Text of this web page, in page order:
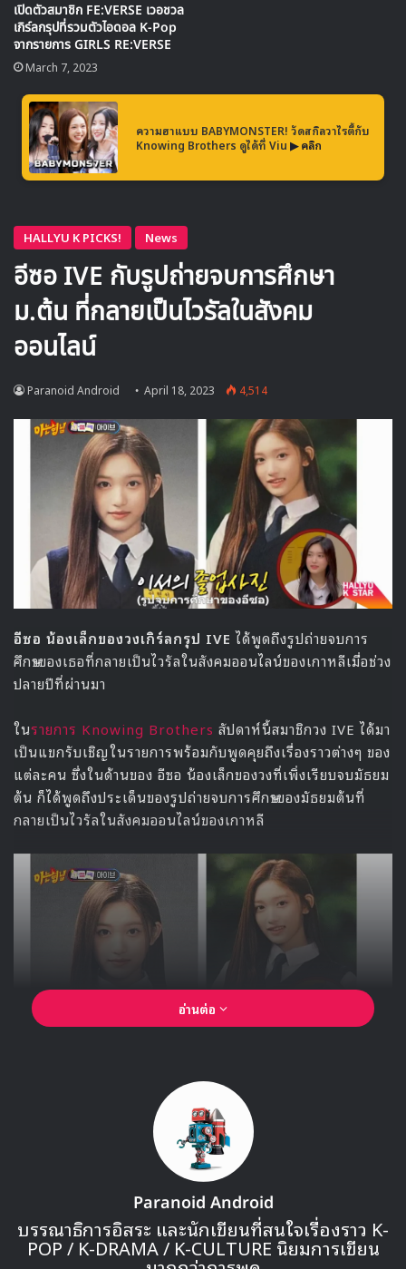
สำหรับรายการ ‘GIRLS RE:VERSE’ เป็นรายการเซอร์ไววัลแนว
ใหม่ที่ออกอากาศตั้งแต่เดือนมกราคมถึงมีนาคม ทาง Kakao
TV โดยเป็นรายการการแข่งขันเสมือนจริงแบบผสมผสาน
รายการแรกของเกาหลีที่มีเหล่าไอดอลหญิงของ K-POP 30 คน
มาแข่งขันกันด้วยการใช้คาแรคเตอร์บนโลกเสมือนที่ไม่เปิดเผย
จริงที่รวมความน่าตื่นตาเอาไว้อีกด้วย
🎙GYUBIN ปลื้มเมืองไทยขนาดไหน? ถึงกลับมาถ่าย
MV เพลงใหม่ LIKE U 100 ที่กรุงเทพ
▶ คลิกดูสัมภาษณ์พิเศษ
รอติดตามการเดบิวต์และกิจกรรมของ FE:VERSE ที่จะเริ่มต้น
ขึ้นอย่างเป็นทางการในเดือนพฤษภาคมนี้
Source1
FE:VERSE GIRLS RE:VERSE
เปิดตัวสมาชิก FE:VERSE เวอชวล
เกิร์ลกรุปที่รวมตัวไอดอล K-Pop
จากรายการ GIRLS RE:VERSE
March 7, 2023
ความฮาแบบ BABYMONSTER! วัดสกิลวาไรตี้กับ
Knowing Brothers ดูได้ที่ Viu ▶ คลิก